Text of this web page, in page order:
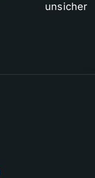
unsicher